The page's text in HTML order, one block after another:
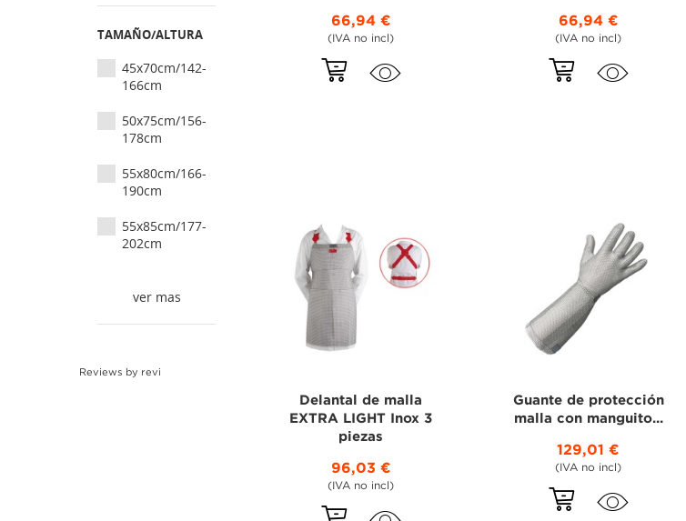
TAMAÑO/ALTURA
45x70cm/142-
166cm
50x75cm/156-
178cm
55x80cm/166-
190cm
55x85cm/177-
202cm
ver mas
Reviews by revi
66,94 €
(IVA no incl)
66,94 €
(IVA no incl)
Delantal de malla
EXTRA LIGHT Inox 3
piezas
96,03 €
(IVA no incl)
Guante de protección
malla con manguito...
129,01 €
(IVA no incl)